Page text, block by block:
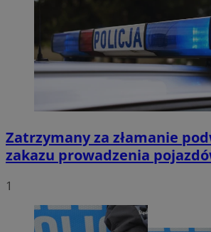
Zatrzymany za złamanie
zakazu prowadzenia
1